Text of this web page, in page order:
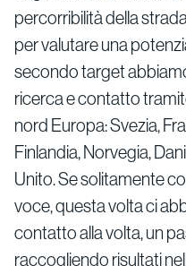
percorribilità della
per valutare una
secondo target
ricerca e contatto
nord Europa: Svezia,
Finlandia, Norvegia,
Unito. Se solitamente
voce, questa volta ci
contatto alla volta, un
raccogliendo risultati